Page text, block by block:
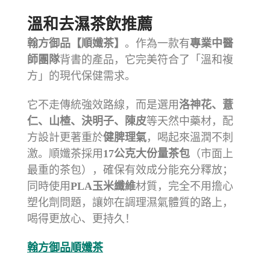
溫和去濕茶飲推薦
翰方御品【順孅茶】 。作為一款有專業中醫
師團隊背書的產品，它完美符合了「溫和複
方」的現代保健需求。
它不走傳統強效路線，而是選用 洛神花、薏
仁、山楂、決明子、陳皮等天然中藥材，配
方設計更著重於健脾理氣，喝起來溫潤不刺
激。順孅茶採用 17公克大份量茶包 （市面上
最重的茶包），確保有效成分能充分釋放；
同時使用PLA玉米纖維材質，完全不用擔心
塑化劑問題，讓妳在調理濕氣體質的路上，
喝得更放心、更持久！
翰方御品順孅茶